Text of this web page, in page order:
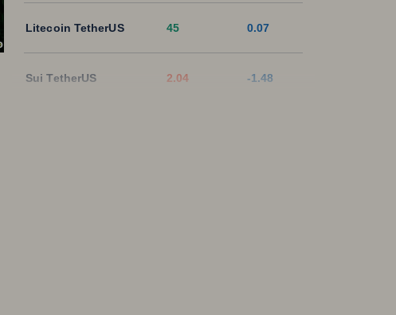
Litecoin TetherUS 45 0.07
Sui TetherUS 2.04 -1.48